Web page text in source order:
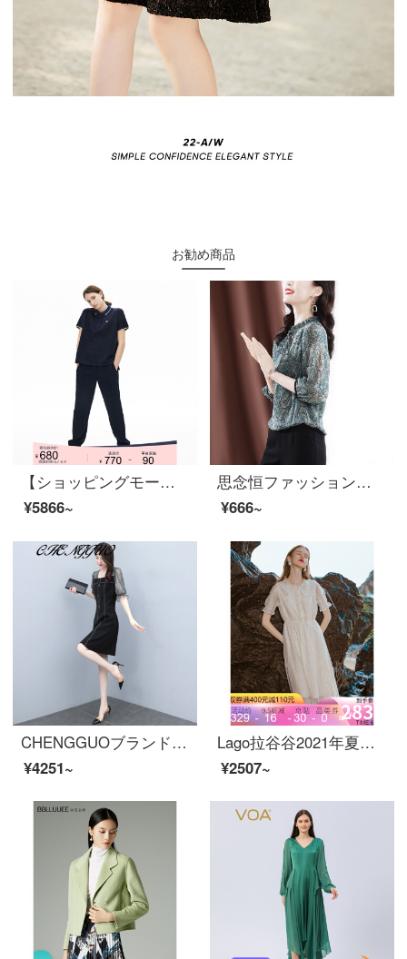
お勧め商品
【ショッピングモール同種】LACOTEフランスクロコダイル女装ファッションゆったりカラー襟半袖ポロシャツ女性PF 6565 RBG/ディープブルーXS
¥5866~
思念恒ファッション気質花のシャツ女装2021年夏新しく商品が優雅でゆったりしています。薄いシャツにぴったりです。
¥666~
CHENGGUOブランドファッション淑女風糸網綴りワンピス女性2021夏新着商品韓国版気質小柄でスリムな泡袖黒スカート黒M
¥4251~
Lago拉谷谷2021年夏新商品子供襟半袖レーススカウト甘いワンピス女子フランスKALL 333 G 98\x 0 aベージュ(T 2)165/L/40
¥2507~